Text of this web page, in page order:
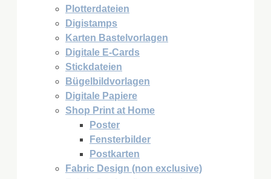
Plotterdateien
Digistamps
Karten Bastelvorlagen
Digitale E-Cards
Stickdateien
Bügelbildvorlagen
Digitale Papiere
Shop Print at Home
Poster
Fensterbilder
Postkarten
Fabric Design (non exclusive)